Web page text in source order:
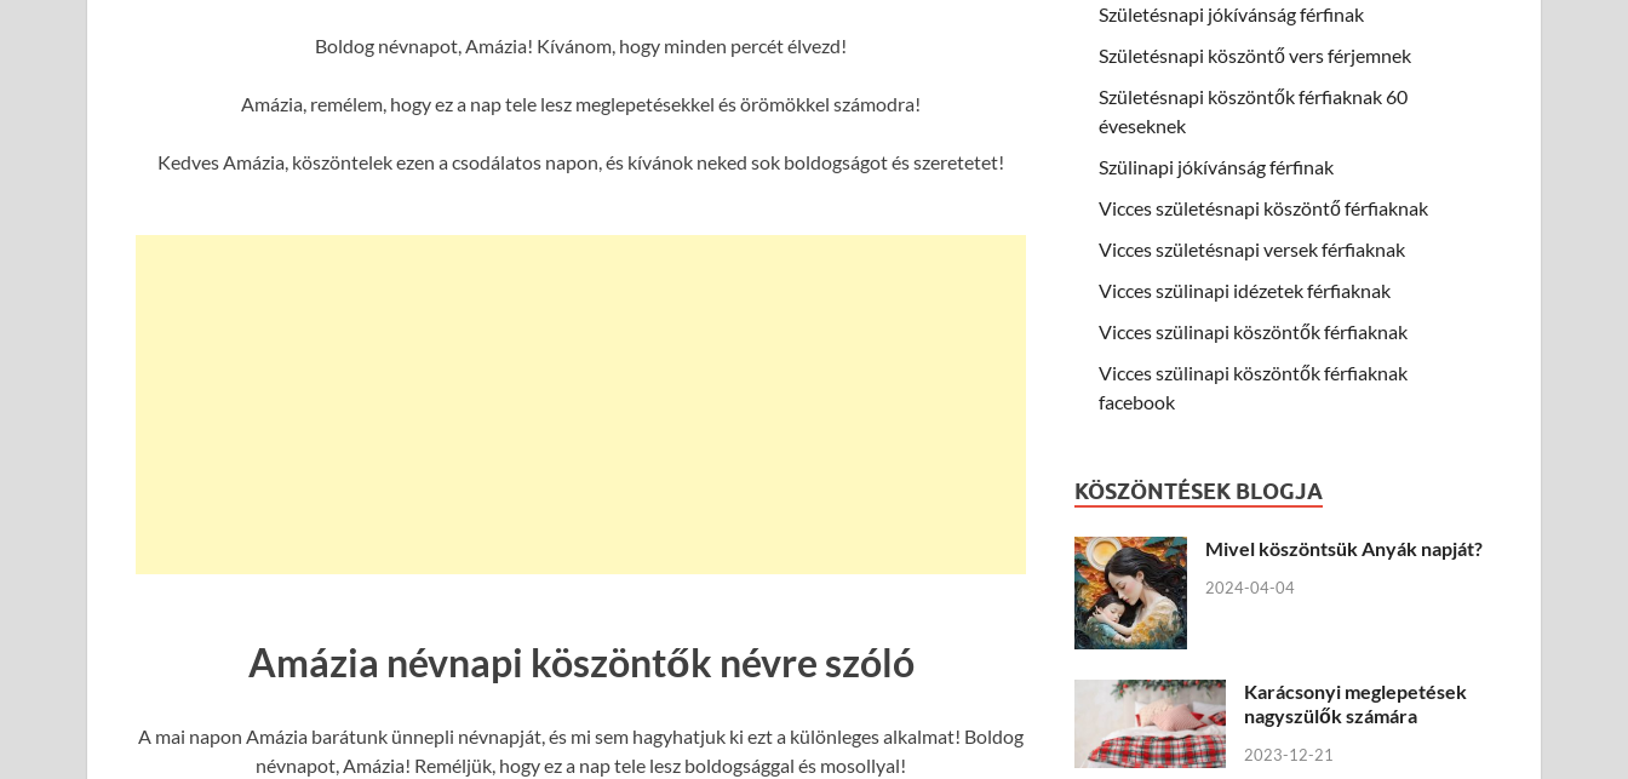
Boldog névnapot, Amázia! Kívánom, hogy minden percét élvezd!
Amázia, remélem, hogy ez a nap tele lesz meglepetésekkel és örömökkel számodra!
Kedves Amázia, köszöntelek ezen a csodálatos napon, és kívánok neked sok boldogságot és szeretetet!
Amázia névnapi köszöntők névre szóló
A mai napon Amázia barátunk ünnepli névnapját, és mi sem hagyhatjuk ki ezt a különleges alkalmat! Boldog
névnapot, Amázia! Reméljük, hogy ez a nap tele lesz boldogsággal és mosollyal!
Születésnapi jókívánság férfinak
Születésnapi köszöntő vers férjemnek
Születésnapi köszöntők férfiaknak 60
éveseknek
Szülinapi jókívánság férfinak
Vicces születésnapi köszöntő férfiaknak
Vicces születésnapi versek férfiaknak
Vicces szülinapi idézetek férfiaknak
Vicces szülinapi köszöntők férfiaknak
Vicces szülinapi köszöntők férfiaknak
facebook
KÖSZÖNTÉSEK BLOGJA
Mivel köszöntsük Anyák napját?
2024-04-04
Karácsonyi meglepetések
nagyszülők számára
2023-12-21